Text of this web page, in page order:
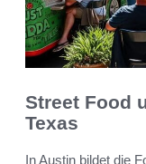
Street Food
Texas
In Austin bildet die